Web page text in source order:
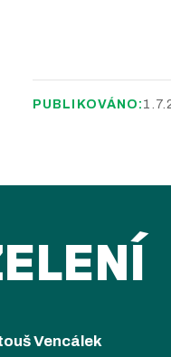
PUBLIKOVÁNO:
Vencálek